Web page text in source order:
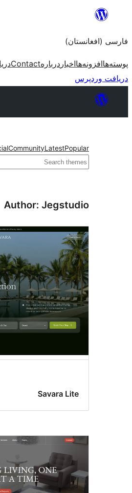
بروید
فارسی (افغانستان)
پوسته‌هاافزونه‌هااخبار دربارهContact
دریافت وردپرس
Popular
Latest
Community
جستجو
Author: Jegstudio
Savara Lite